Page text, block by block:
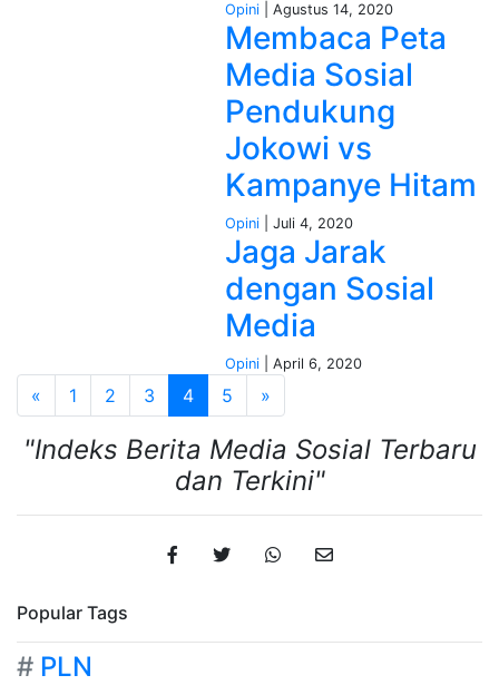
Opini| Agustus 14, 2020
Membaca Peta
Media Sosial
Pendukung
Jokowi vs
Kampanye Hitam
Opini| Juli 4, 2020
Jaga Jarak
dengan Sosial
Media
Opini| April 6, 2020
« 1 2 3 4 5 »
"Indeks Berita Media Sosial Terbaru
dan Terkini"
Popular Tags
# PLN